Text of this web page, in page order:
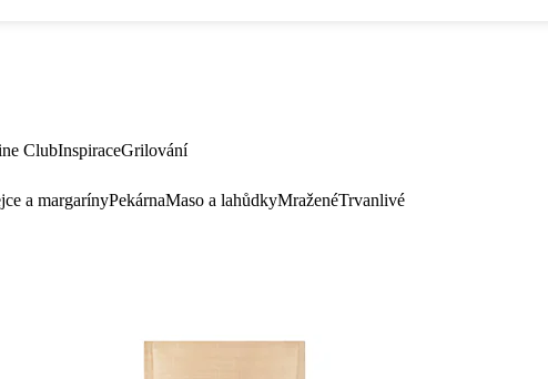
ClubInspiraceGrilování
a margarínyPekárnaMaso a lahůdkyMraženéTrvanlivé